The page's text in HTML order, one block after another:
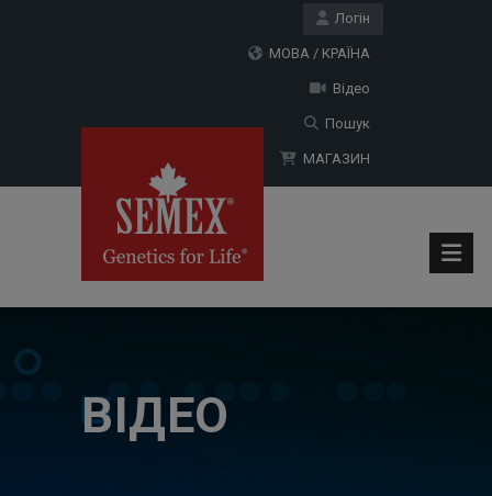
Логін
МОВА / КРАЇНА
Відео
Пошук
МАГАЗИН
ВІДЕО